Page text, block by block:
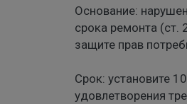
Основание:
срока ремонта (ст.
защите прав
Срок: установите
удовлетворения